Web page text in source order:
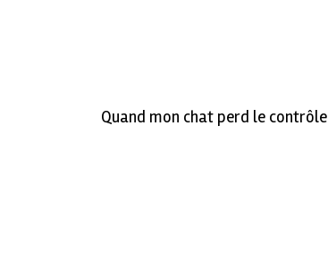
Quand mon chat perd le contrôle